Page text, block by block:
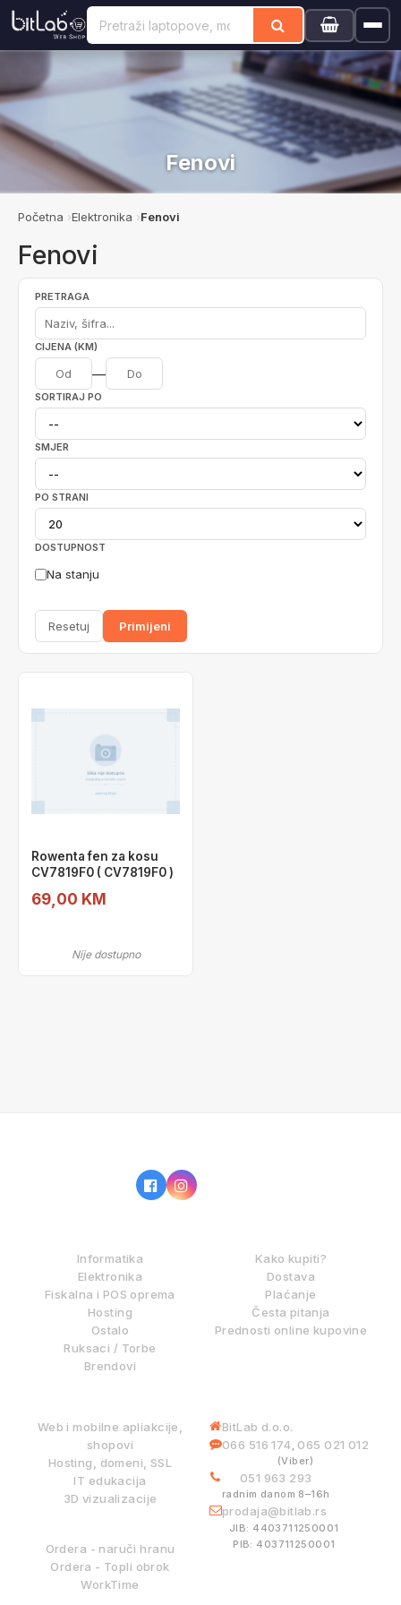
Fenovi
Početna Elektronika Fenovi
Fenovi
PRETRAGA
CIJENA (KM)
—
SORTIRAJ PO
SMJER
PO STRANI
DOSTUPNOST
Na stanju
Resetuj Primijeni
Rowenta fen za kosu
CV7819F0 ( CV7819F0 )
69,00 KM
Nije dostupno
Informatika
Elektronika
Fiskalna i POS oprema
Hosting
Ostalo
Ruksaci / Torbe
Brendovi
Kako kupiti?
Dostava
Plaćanje
Česta pitanja
Prednosti online kupovine
Web i mobilne apliakcije,
shopovi
Hosting, domeni, SSL
IT edukacija
3D vizualizacije
Ordera - naruči hranu
Ordera - Topli obrok
WorkTime
BitLab d.o.o.
066 516 174, 065 021 012
(Viber)
051 963 293
radnim danom 8–16h
prodaja@bitlab.rs
JIB: 4403711250001
PIB: 403711250001